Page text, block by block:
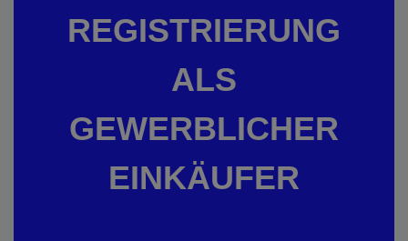
REGISTRIERUNG
ALS
GEWERBLICHER
EINKÄUFER